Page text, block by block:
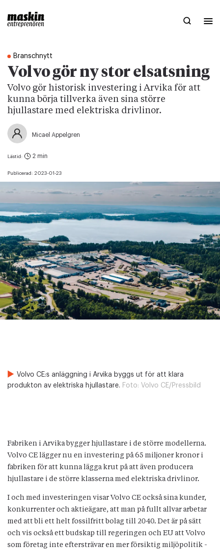
Branschnytt
Volvo gör ny stor elsatsning
Volvo gör historisk investering i Arvika för att
kunna börja tillverka även sina större
hjullastare med elektriska drivlinor.
Micael Appelgren
Publicerad: 2023-01-23
Lästid: 2 min
Volvo CE:s anläggning i Arvika byggs ut för att klara
produkton av elektriska hjullastare. Foto: Volvo CE/Pressbild
Fabriken i Arvika bygger hjullastare i de större modellerna.
Volvo CE lägger nu en investering på 65 miljoner kronor i
fabriken för att kunna lägga krut på att även producera
hjullastare i de större klasserna med elektriska drivlinor.
I och med investeringen visar Volvo CE också sina kunder,
konkurrenter och aktieägare, att man på fullt allvar arbetar
med att bli ett helt fossilfritt bolag till 2040. Det är på sätt
och vis också ett budskap till regeringen och EU att Volvo
som företag inte eftersträvar en mer försiktig miljöpolitik -